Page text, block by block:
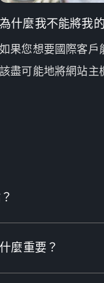
為什麼我不能將我
如果您想要國際客戶
該盡可能地將網站主
麼重要？